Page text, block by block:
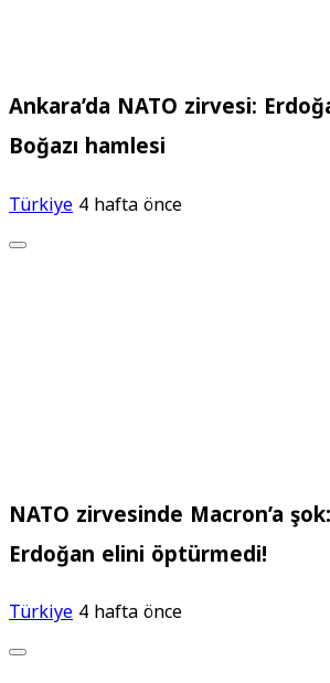
Ankara’da NATO zirvesi:
Boğazı hamlesi
Türkiye4 hafta önce
NATO zirvesinde Macron’a
Erdoğan elini öptürmedi!
Türkiye4 hafta önce